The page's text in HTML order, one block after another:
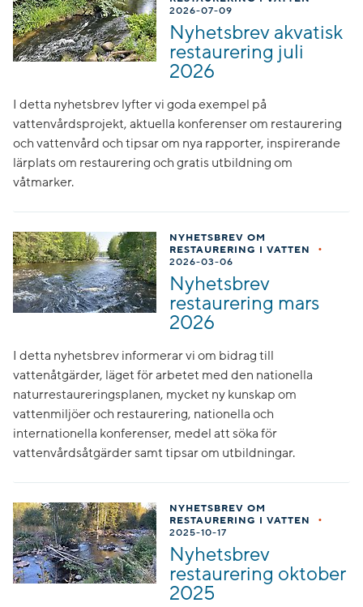
2026-07-09
Nyhetsbrev akvatisk
restaurering juli
2026
I detta nyhetsbrev lyfter vi goda exempel på
vattenvårdsprojekt, aktuella konferenser om restaurering
och vattenvård och tipsar om nya rapporter, inspirerande
lärplats om restaurering och gratis utbildning om
våtmarker.
NYHETSBREV OM
RESTAURERING I VATTEN
•
2026-03-06
Nyhetsbrev
restaurering mars
2026
I detta nyhetsbrev informerar vi om bidrag till
vattenåtgärder, läget för arbetet med den nationella
naturrestaureringsplanen, mycket ny kunskap om
vattenmiljöer och restaurering, nationella och
internationella konferenser, medel att söka för
vattenvårdsåtgärder samt tipsar om utbildningar.
NYHETSBREV OM
RESTAURERING I VATTEN
•
2025-10-17
Nyhetsbrev
restaurering oktober
2025